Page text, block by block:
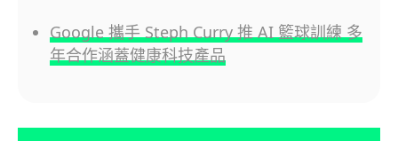
Google 攜手 Steph Curry 推 AI 籃球訓練 多
年合作涵蓋健康科技產品